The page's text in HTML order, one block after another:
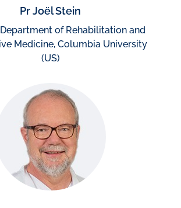
Pr Joël Stein
Department of Rehabilitation and
Medicine, Columbia University
(US)